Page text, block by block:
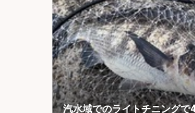
汽水域でのライトチニングで